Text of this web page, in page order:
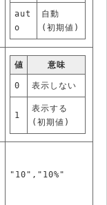
aut
o
自動
(初期値)
値 意味
0 表示しない
1
表示する
(初期値)
"10","10%"